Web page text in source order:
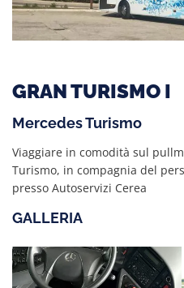
GRAN TURISMO I
Mercedes Turismo
Viaggiare in comodità sul
Turismo, in compagnia del
presso Autoservizi Cerea
GALLERIA